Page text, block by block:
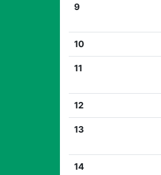
9
10
11
12
13
14